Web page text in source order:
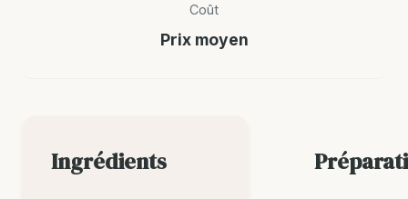
Coût
Prix moyen
Ingrédients